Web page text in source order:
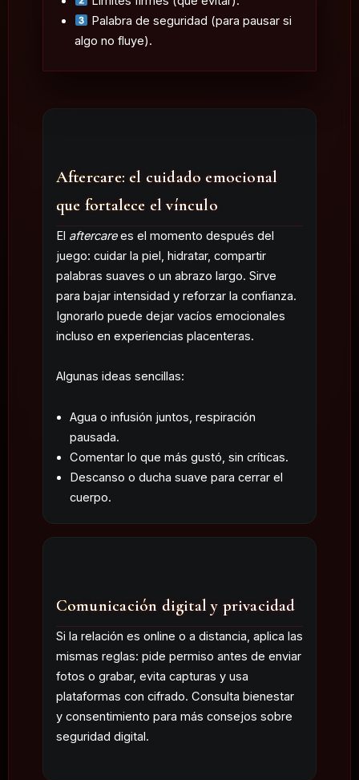
Palabra de seguridad (para pausar si
algo no fluye).
Aftercare: el cuidado emocional
que fortalece el vínculo
El aftercarees el momento después del
juego: cuidar la piel, hidratar, compartir
palabras suaves o un abrazo largo. Sirve
para bajar intensidad y reforzar la confianza.
Ignorarlo puede dejar vacíos emocionales
incluso en experiencias placenteras.
Algunas ideas sencillas:
Agua o infusión juntos, respiración
pausada.
Comentar lo que más gustó, sin críticas.
Descanso o ducha suave para cerrar el
cuerpo.
Comunicación digital y privacidad
Si la relación es online o a distancia, aplica las
mismas reglas: pide permiso antes de enviar
fotos o grabar, evita capturas y usa
plataformas con cifrado. Consulta bienestar
y consentimiento para más consejos sobre
seguridad digital.